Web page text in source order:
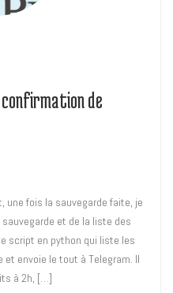
de
une fois la sauvegarde faite, je
et de la liste des
script en python qui liste les
envoie le tout à Telegram. Il
à 2h, […]